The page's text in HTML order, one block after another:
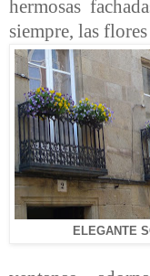
hermosas
siempre, las
ELEGANTE